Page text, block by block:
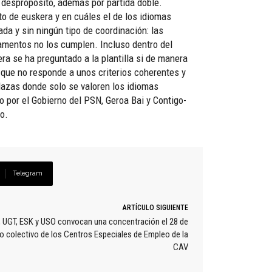
además por partida doble.
de euskera y en cuáles el de los idiomas
y sin ningún tipo de coordinación: las
no los cumplen. Incluso dentro del
se ha preguntado a la plantilla si de manera
no responde a unos criterios coherentes y
donde solo se valoren los idiomas
el Gobierno del PSN, Geroa Bai y Contigo-
Telegram
ARTÍCULO SIGUIENTE
ESK y USO convocan una concentración el 28 de
colectivo de los Centros Especiales de Empleo de la
CAV